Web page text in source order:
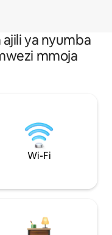
ya nyumba
mmoja
Wi-Fi